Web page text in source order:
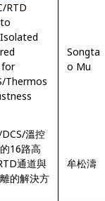
RTD
for
Thermos
Songta
o Mu
溫控
16路高
通道與
的解決方
牟松濤